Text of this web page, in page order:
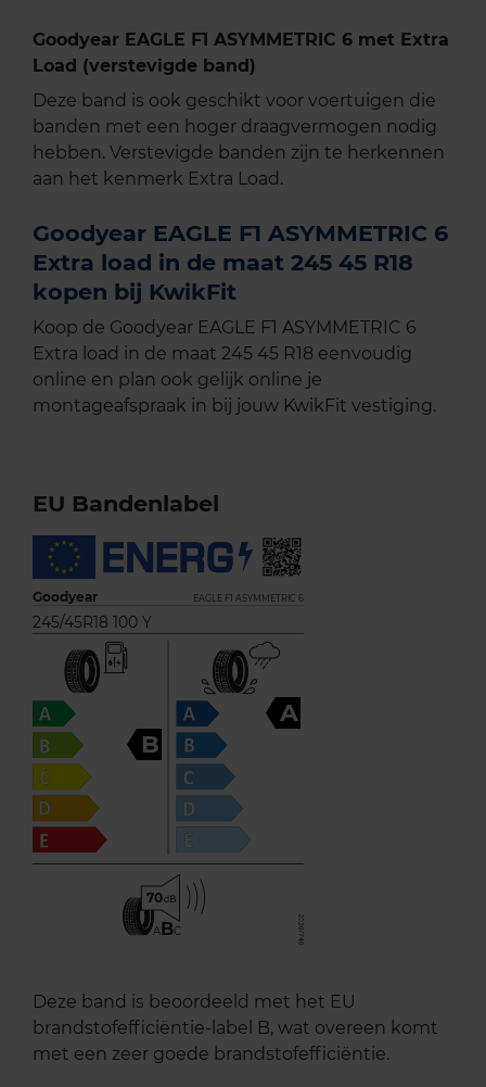
Goodyear EAGLE F1 ASYMMETRIC 6 met Extra
Load (verstevigde band)
Deze band is ook geschikt voor voertuigen die
banden met een hoger draagvermogen nodig
hebben. Verstevigde banden zijn te herkennen
aan het kenmerk Extra Load.
Goodyear EAGLE F1 ASYMMETRIC 6
Extra load in de maat 245 45 R18
kopen bij KwikFit
Koop de Goodyear EAGLE F1 ASYMMETRIC 6
Extra load in de maat 245 45 R18 eenvoudig
online en plan ook gelijk online je
montageafspraak in bij jouw KwikFit vestiging.
EU Bandenlabel
Goodyear EAGLE F1 ASYMMETRIC 6
245/45R18 100 Y
B
A
70
ABC
Deze band is beoordeeld met het EU
brandstofefficiëntie-label B, wat overeen komt
met een zeer goede brandstofefficiëntie.